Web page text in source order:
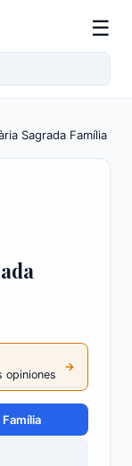
☰
Sagrada Família
opiniones
→
Família